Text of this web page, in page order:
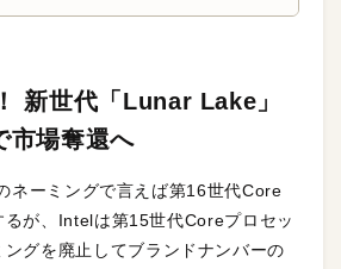
新世代「Lunar Lake」
市場奪還へ
ネーミングで言えば第16世代Core
るが、Intelは第15世代Coreプロセッ
グを廃止してブランドナンバーの